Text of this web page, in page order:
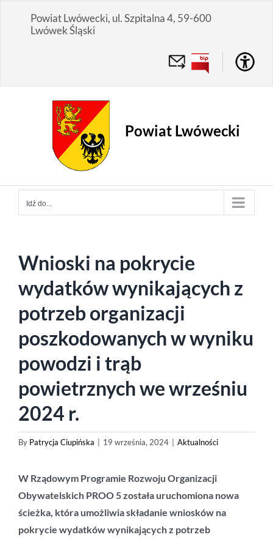
Powiat Lwówecki, ul. Szpitalna 4, 59-600
Lwówek Śląski
Powiat Lwówecki
Idź do...
Wnioski na pokrycie
wydatków wynikających z
potrzeb organizacji
poszkodowanych w wyniku
powodzi i trąb
powietrznych we wrześniu
2024 r.
By Patrycja Ciupińska 19 września, 2024 Aktualności
W Rządowym Programie Rozwoju Organizacji
Obywatelskich PROO 5 została uruchomiona nowa
ścieżka, która umożliwia składanie wniosków na
pokrycie wydatków wynikających z potrzeb